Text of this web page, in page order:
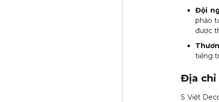
Đội
phào
được
tiếng
Địa chỉ
S Việt